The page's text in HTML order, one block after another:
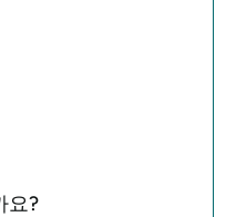
요?